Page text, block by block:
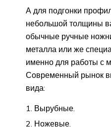
А для подгонки
небольшой толщины
обычные ручные
металла или же
именно для работы с
Современный рынок
вида:
Вырубные.
Ножевые.